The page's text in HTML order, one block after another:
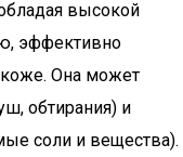
высокой
эффективно
коже. Она может
обтирания) и
соли и вещества).